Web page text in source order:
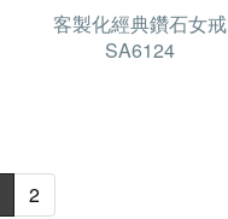
客製化經典鑽石女戒
SA6124
2